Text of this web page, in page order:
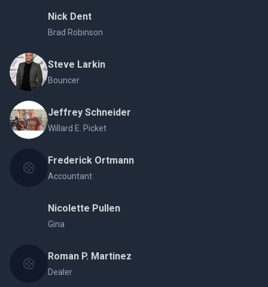
Nick Dent
Brad Robinson
Steve Larkin
Bouncer
Jeffrey Schneider
Willard E. Picket
Frederick Ortmann
Accountant
Nicolette Pullen
Gina
Roman P. Martinez
Dealer